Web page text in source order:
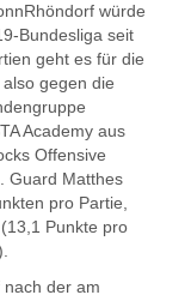
würde
Bundesliga seit
geht es für die
gegen die
Academy aus
Offensive
Guard Matthes
pro Partie,
Punkte pro
nach der am